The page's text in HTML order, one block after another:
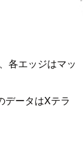
各エッジはマッ
データはXテラ